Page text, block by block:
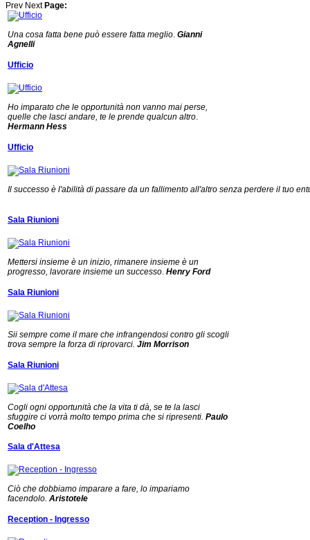
Prev Next Page:
Una cosa fatta bene può essere fatta meglio. Gianni
Agnelli
Ufficio
Ho imparato che le opportunità non vanno mai perse,
quelle che lasci andare, te le prende qualcun altro.
Hermann Hess
Ufficio
Il successo è l'abilità di passare da un fallimento all'altro senza perdere il tuo
Sala Riunioni
Mettersi insieme è un inizio, rimanere insieme è un
progresso, lavorare insieme un successo Henry Ford
Sala Riunioni
Sii sempre come il mare che infrangendosi contro gli scogli
trova sempre la forza di riprovarci. Jim Morrison
Sala Riunioni
Cogli ogni opportunità che la vita ti dà, se te la lasci
sfuggire ci vorrà molto tempo prima che si ripresenti. Paulo
Coelho
Sala d'Attesa
Ciò che dobbiamo imparare a fare, lo impariamo
facendolo. Aristotele
Reception - Ingresso